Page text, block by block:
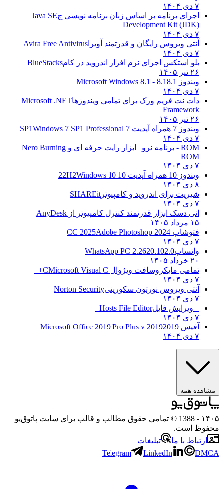
۷ دی ۱۴۰۴
اجرای برنامه بر اساس زبان برنامه نویسی جJava SE
Development Kit (JDK)
۷ دی ۱۴۰۴
آنتی ویروس رایگان و قدرتمند آویرا Avira Free Antivirus
۷ دی ۱۴۰۴
بلو استکس اجرای نرم افزار اندروید در کامBlueStacks
۲۶ تیر ۱۴۰۵
ویندوز 8.1
8.1 - Microsoft Windows 8.1
۷ دی ۱۴۰۴
دات نت فریم ورک برای تمامی ویندوزهاMicrosoft .NET
Framework
۲۶ تیر ۱۴۰۵
ویندوز 7 همراه آپدیت 7 SP1
Windows 7 SP1 Professional
۷ دی ۱۴۰۴
ROM - برنامه نرو | ابزار رایت حرفه ای و
Nero Burning
ROM
۷ دی ۱۴۰۴
ویندوز 10 همراه آپدیت 10 22H2
Windows 10
۸ دی ۱۴۰۴
شیریت برای اندروید و کامپیوتر SHAREit
۷ دی ۱۴۰۴
انی دسک ابزار قدرتمند کنترل کامپیوتر از AnyDesk
۱۵ مرداد ۱۴۰۵
فتوشاپ CC 2025 Adobe Photoshop 2024
۷ دی ۱۴۰۴
واتساپWhatsApp PC 2.2620.102.0
۲۰ خرداد ۱۴۰۵
تمامی مایکروسافت ویژوال C Microsoft Visual C++
۷ دی ۱۴۰۴
آنتی ویروس نورتون سکوریتیNorton Security
۷ دی ۱۴۰۴
– ویرایش فایلHosts File Editor+
۷ دی ۱۴۰۴
آفیس 2019 2019 Microsoft Office 2019 Pro Plus v
۷ دی ۱۴۰۴
مشاهده همه
۱۴۰۵
- 1388 © تمامی حقوق مطالب و قالب برای سایت پاتوق‌یو
محفوظ است.
ارتباط با ما
تبلیغات
Telegram
LinkedIn DMCA